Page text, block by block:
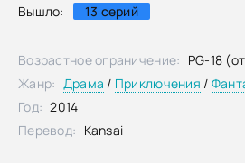
Вышло:
13 серий
Возрастное ограничение: PG-18
Жанр: Драма / Приключения /
Год: 2014
Перевод: Kansai